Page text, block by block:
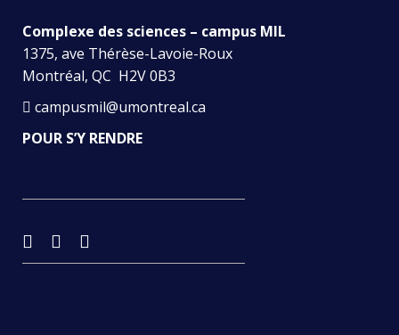
Complexe des sciences – campus MIL
1375, ave Thérèse-Lavoie-Roux
Montréal, QC H2V 0B3
campusmil@umontreal.ca
POUR S’Y RENDRE